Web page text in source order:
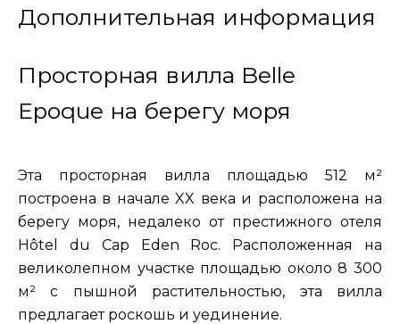
Дополнительная информация
Просторная вилла Belle
Epoque на берегу моря
Эта просторная вилла площадью 512 м²
построена в начале XX века и расположена на
берегу моря, недалеко от престижного отеля
Hôtel du Cap Eden Roc. Расположенная на
великолепном участке площадью около 8 300
м² с пышной растительностью, эта вилла
предлагает роскошь и уединение.